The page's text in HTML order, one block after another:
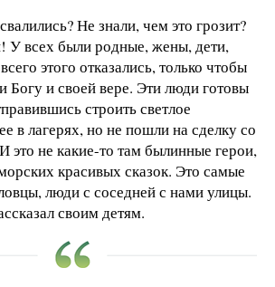
Не знали, чем это грозит?
У всех были родные, жены, дети,
этого отказались, только чтобы
Богу и своей вере. Эти люди готовы
строить светлое
в лагерях, но не пошли на сделку со
это не какие-то там былинные герои,
красивых сказок. Это самые
люди с соседней с нами улицы.
своим детям.